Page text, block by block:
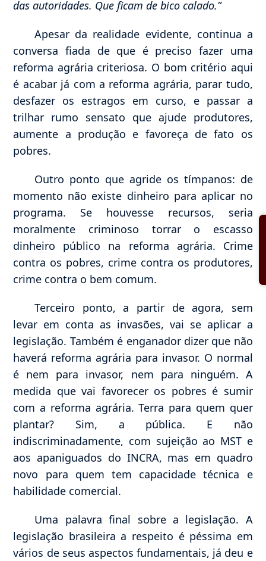
das autoridades. Que ficam de bico calado.”
Apesar da realidade evidente, continua a
conversa fiada de que é preciso fazer uma
reforma agrária criteriosa. O bom critério aqui
é acabar já com a reforma agrária, parar tudo,
desfazer os estragos em curso, e passar a
trilhar rumo sensato que ajude produtores,
aumente a produção e favoreça de fato os
pobres.
Outro ponto que agride os tímpanos: de
momento não existe dinheiro para aplicar no
programa. Se houvesse recursos, seria
moralmente criminoso torrar o escasso
dinheiro público na reforma agrária. Crime
contra os pobres, crime contra os produtores,
crime contra o bem comum.
Terceiro ponto, a partir de agora, sem
levar em conta as invasões, vai se aplicar a
legislação. Também é enganador dizer que não
haverá reforma agrária para invasor. O normal
é nem para invasor, nem para ninguém. A
medida que vai favorecer os pobres é sumir
com a reforma agrária. Terra para quem quer
plantar? Sim, a pública. E não
indiscriminadamente, com sujeição ao MST e
aos apaniguados do INCRA, mas em quadro
novo para quem tem capacidade técnica e
habilidade comercial.
Uma palavra final sobre a legislação. A
legislação brasileira a respeito é péssima em
vários de seus aspectos fundamentais, já deu e